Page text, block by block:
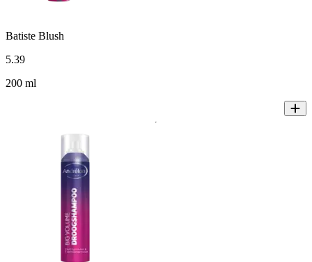
Batiste Blush
5.39
200 ml